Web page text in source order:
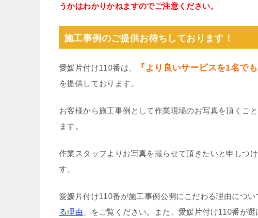
うかはわかりかねますのでご注意ください。
施工事例のご提供お待ちしております！
愛媛片付け110番は、 『より良いサービスを1名で
を提供しております。
お客様から施工事例として作業現場のお写真を頂くこ
ます。
作業スタッフよりお写真を撮らせて頂きたいと申しつ
す。
愛媛片付け110番が施工事例公開にこだわる理由につい
る理由 」をご覧ください。また、愛媛片付け110番が選